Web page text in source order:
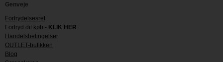
Genveje
Fortrydelsesret
Fortryd dit køb - KLIK HER
Handelsbetingelser
OUTLET-butikken
Blog